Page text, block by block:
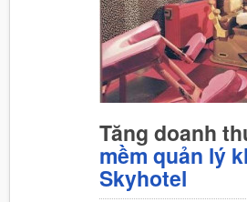
Tăng doanh
mềm quản lý
Skyhotel